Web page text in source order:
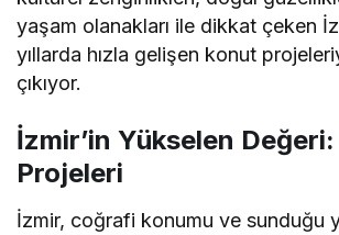
yaşam olanakları ile dikkat çeken
yıllarda hızla gelişen konut
çıkıyor.
İzmir’in Yükselen
Projeleri
İzmir, coğrafi konumu ve sunduğu